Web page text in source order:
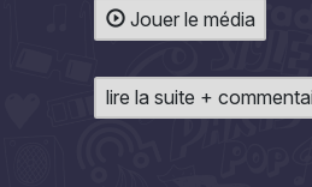
Jouer le média
lire la suite +